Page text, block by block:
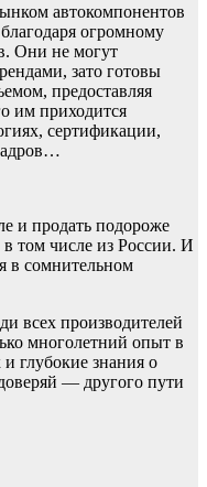
автокомпонентов
огромному
Они не могут
зато готовы
предоставляя
им приходится
сертификации,
и продать подороже
том числе из России. И
в сомнительном
всех производителей
многолетний опыт в
глубокие знания о
— другого пути